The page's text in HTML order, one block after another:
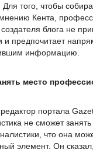
Для того, чтобы
Кента,
блога не
и предпочитает
информацию.
место
портала
не сможет
что она
элемент. Он